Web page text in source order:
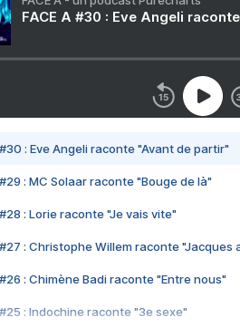
FACE A #30 : Eve Angeli
#30 : Eve Angeli raconte "Avant de partir"
#29 : MC Solaar raconte "Bouge de là"
#28 : Lorie raconte "Je vais vite"
#27 : Christophe Willem raconte "Jacques
#26 : Chimène Badi raconte "Entre nous"
#25 : Indochine raconte "3e sexe"